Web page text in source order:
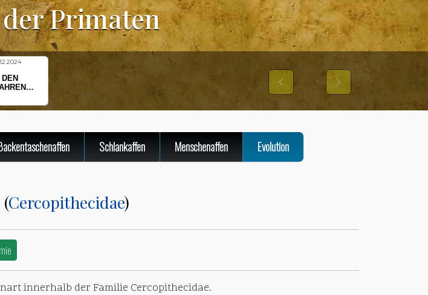
Primaten
Previous Next
Schlankaffen Menschenaffen Evolution
Cercopithecidae)
innerhalb der Familie Cercopithecidae.